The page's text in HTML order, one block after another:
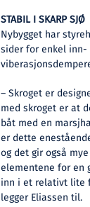
STABIL I SKARP SJØ
Nybygget har
sider for enkel inn-
– Skroget er
med skroget er at
båt med en
er dette
og det gir også
elementene for en
inn i et relativt lite
legger Eliassen til.